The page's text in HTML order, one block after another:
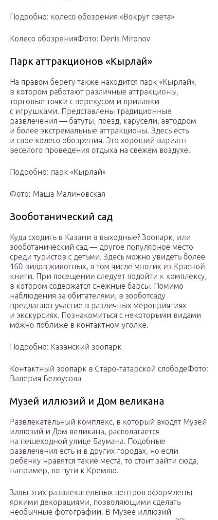
Подробно: колесо обозрения «Вокруг света»
Колесо обозренияФото: Denis Mironov
Парк аттракционов «Кырлай»
На правом берегу также находится парк «Кырлай»,
в котором работают различные аттракционы,
торговые точки с перекусом и прилавки
с игрушками. Представлены традиционные
развлечения — батуты, поезд, карусели, автодром
и более экстремальные аттракционы. Здесь есть
и свое колесо обозрения. Это хороший вариант
веселого проведения отдыха на свежем воздухе.
Подробно: парк «Кырлай»
Фото: Маша Малиновская
Зооботанический сад
Куда сходить в Казани в выходные? Зоопарк, или
зооботанический сад — другое популярное место
среди туристов с детьми. Здесь можно увидеть более
160 видов животных, в том числе многих из Красной
книги. При посещении следует подойти к комплексу,
в котором содержатся снежные барсы. Помимо
наблюдения за обитателями, в зооботсаду
предлагают участие в различных мероприятиях
и экскурсиях. Познакомиться с некоторыми видами
можно поближе в контактном уголке.
Подробно: Казанский зоопарк
Контактный зоопарк в Старо-татарской слободеФото:
Валерия Белоусова
Музей иллюзий и Дом великана
Развлекательный комплекс, в который входят Музей
иллюзий и Дом великана, располагается
на пешеходной улице Баумана. Подобные
развлечения есть и в других городах, но если
ребенку нравятся такие места, то стоит зайти сюда,
например, по пути к Кремлю.
Залы этих развлекательных центров оформлены
яркими декорациями, позволяющими сделать
необычные фотографии. В Музее иллюзий